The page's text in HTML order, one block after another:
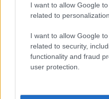
I want to allow Google
related to personalization.
I want to allow Google
related to security,
functionality and fraud
user protection.